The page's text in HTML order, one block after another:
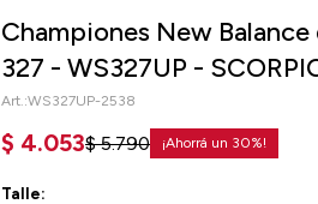
Championes New Balance
327 - WS327UP -
WS327UP-2538
$ 4.053$ 5.790 30
Talle: